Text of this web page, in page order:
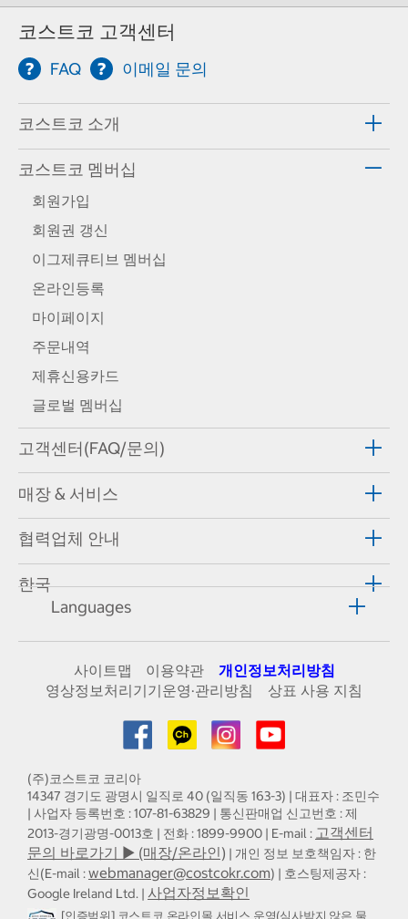
코스트코 고객센터
FAQ 이메일 문의
코스트코 소개
코스트코 멤버십
회원가입
회원권 갱신
이그제큐티브 멤버십
온라인등록
마이페이지
주문내역
제휴신용카드
글로벌 멤버십
고객센터(FAQ/문의)
매장 & 서비스
협력업체 안내
한국
Languages
사이트맵 이용약관
개인정보처리방침
영상정보처리기기운영·관리방침
상표 사용 지침
(주)코스트코 코리아
14347 경기도 광명시 일직로 40 (일직동 163-3) | 대표자 : 조민수
| 사업자 등록번호 : 107-81-63829 | 통신판매업 신고번호 : 제
2013-경기광명-0013호 | 전화 : 1899-9900 | E-mail : 고객센터
문의 바로가기 ▶ (매장/온라인) | 개인 정보 보호책임자 : 한
신(E-mail :webmanager@costcokr.com) | 호스팅제공자 :
Google Ireland Ltd. | 사업자정보확인
[인증범위] 코스트코 온라인몰 서비스 운영(심사받지 않은 물